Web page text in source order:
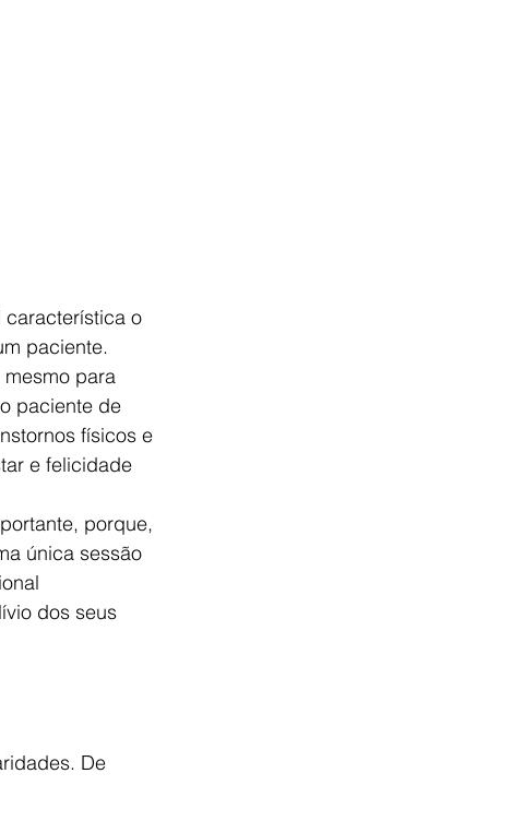
característica o
paciente.
para
paciente de
físicos e
e felicidade
porque,
única sessão
dos seus
De